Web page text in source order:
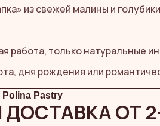
из свежей малины и
работа, только натуральные
дня рождения или
Pastry
ДОСТАВКА ОТ